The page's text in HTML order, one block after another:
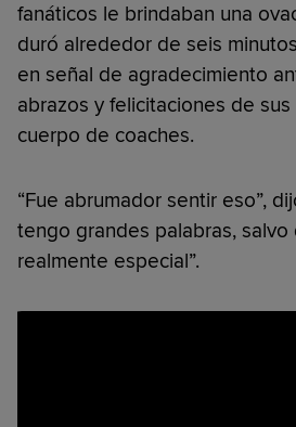
fanáticos le brindaban una
duró alrededor de seis
en señal de agradecimiento
abrazos y felicitaciones de
cuerpo de coaches.
“Fue abrumador sentir eso”,
tengo grandes palabras, salvo
realmente especial”.